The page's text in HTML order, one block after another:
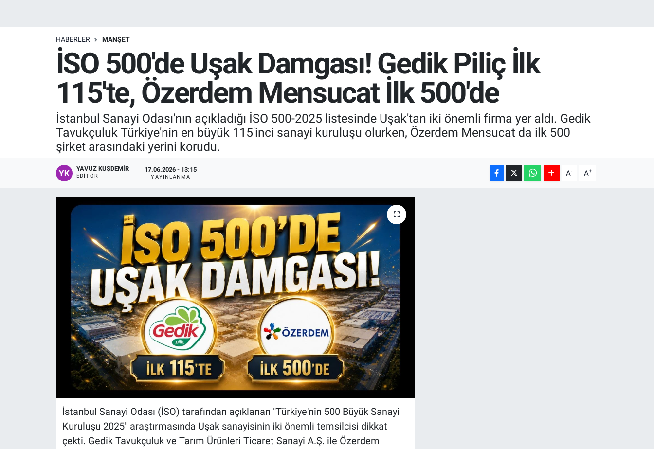
HABERLER MANŞET
İSO 500'de Uşak Damgası! Gedik Piliç İlk
115'te, Özerdem Mensucat İlk 500'de
İstanbul Sanayi Odası'nın açıkladığı İSO 500-2025 listesinde Uşak'tan iki önemli firma yer aldı. Gedik
Tavukçuluk Türkiye'nin en büyük 115'inci sanayi kuruluşu olurken, Özerdem Mensucat da ilk 500
şirket arasındaki yerini korudu.
YAVUZ KUŞDEMIR
EDITÖR
17.06.2026 - 13:15
YAYINLANMA A- A+
İstanbul Sanayi Odası (İSO) tarafından açıklanan "Türkiye'nin 500 Büyük Sanayi
Kuruluşu 2025" araştırmasında Uşak sanayisinin iki önemli temsilcisi dikkat
çekti. Gedik Tavukçuluk ve Tarım Ürünleri Ticaret Sanayi A.Ş. ile Özerdem
Resmi İlanlar
Uşak Haberleri